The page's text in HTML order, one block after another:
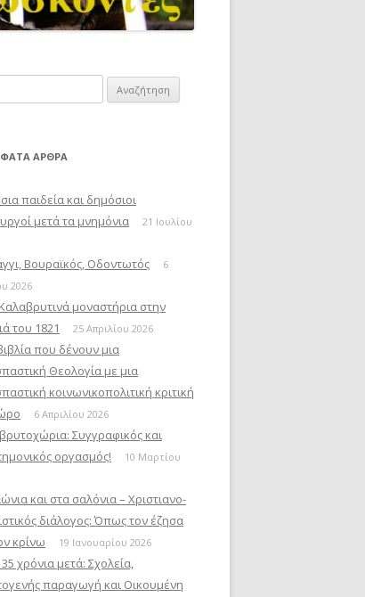
ΆΡΘΡΑ
παιδεία και δημόσιοι
μετά τα μνημόνια
21 Ιουλίου
Βουραϊκός, Οδοντωτός
6
2026
μοναστήρια στην
του 1821
25 Απριλίου 2026
που δένουν μια
Θεολογία με μια
κοινωνικοπολιτική κριτική
6 Απριλίου 2026
Συγγραφικός και
οργασμός!
10 Μαρτίου
και στα σαλόνια – Χριστιανο-
διάλογος: Όπως τον έζησα
κρίνω
19 Ιανουαρίου 2026
χρόνια μετά: Σχολεία,
παραγωγή και Οικουμένη